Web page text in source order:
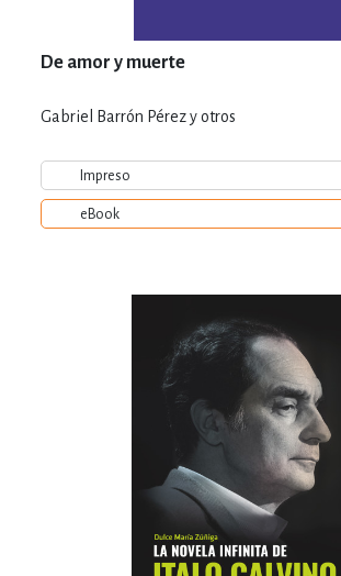
De amor y muerte
Gabriel Barrón Pérez y otros
Impreso
eBook